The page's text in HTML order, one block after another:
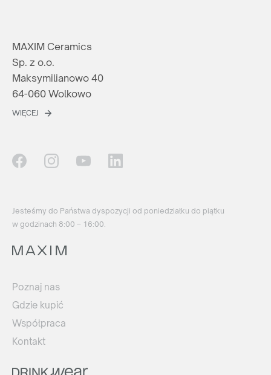
MAXIM Ceramics
Sp. z o.o.
Maksymilianowo 40
64-060 Wolkowo
WIĘCEJ
Jesteśmy do Państwa dyspozycji od poniedziałku do piątku
w godzinach 8:00 – 16:00.
Poznaj nas
Gdzie kupić
Współpraca
Kontakt